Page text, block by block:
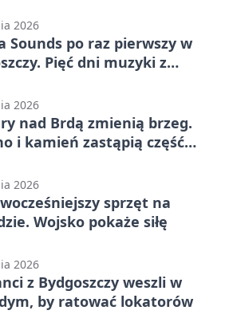
2026
Sounds po raz pierwszy w
Pięć dni muzyki z
2026
nad Brdą zmienią brzeg.
i kamień zastąpią część
2026
sprzęt na
Wojsko pokaże siłę
2026
z Bydgoszczy weszli w
by ratować lokatorów